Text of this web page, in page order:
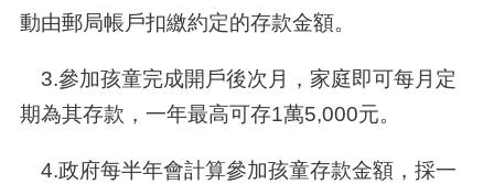
動由郵局帳戶扣繳約定的存款金額。
3.參加孩童完成開戶後次月，家庭即可每月定
期為其存款，一年最高可存1萬5,000元。
4.政府每半年會計算參加孩童存款金額，採一